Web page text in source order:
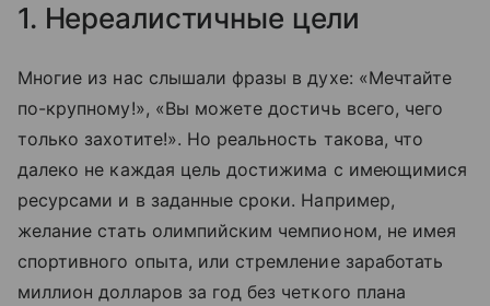
1. Нереалистичные цели
Многие из нас слышали фразы в духе: «Мечтайте
по-крупному!», «Вы можете достичь всего, чего
только захотите!». Но реальность такова, что
далеко не каждая цель достижима с имеющимися
ресурсами и в заданные сроки. Например,
желание стать олимпийским чемпионом, не имея
спортивного опыта, или стремление заработать
миллион долларов за год без четкого плана